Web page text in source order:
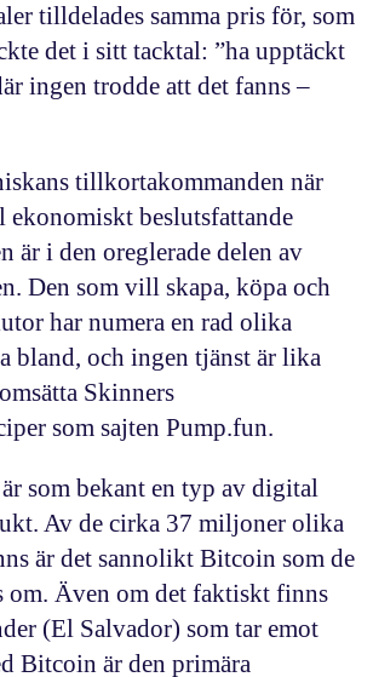
tilldelades samma pris för, som
det i sitt tacktal: ”ha upptäckt
ingen trodde att det fanns –
tillkortakommanden när
beslutsfattande
är i den oreglerade delen av
Den som vill skapa, köpa och
har numera en rad olika
bland, och ingen tjänst är lika
Skinners
som sajten Pump.fun.
som bekant en typ av digital
Av de cirka 37 miljoner olika
är det sannolikt Bitcoin som de
om. Även om det faktiskt finns
(El Salvador) som tar emot
Bitcoin är den primära